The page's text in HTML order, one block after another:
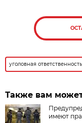
уголовная ответственность
Также вам
имеют